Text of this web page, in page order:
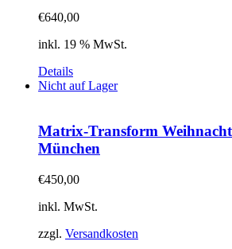
€640,00
inkl. 19 % MwSt.
Details
Nicht auf Lager
Matrix-Transform
München
€450,00
inkl. MwSt.
zzgl. Versandkosten